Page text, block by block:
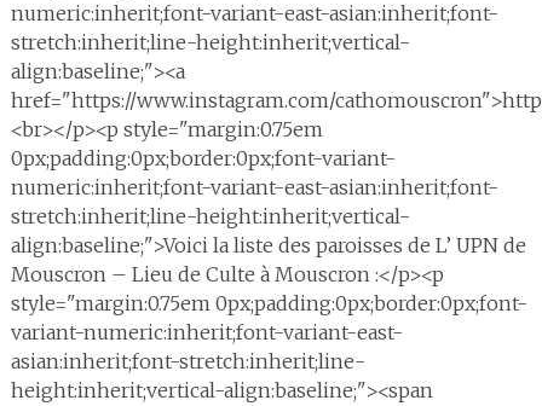
numeric:inherit;font-variant-east-asian:inherit;font-
stretch:inherit;line-height:inherit;vertical-
align:baseline;"><a
href="https://www.instagram.com/
<br></p><p style="margin:0.75em
0px;padding:0px;border:0px;font-variant-
numeric:inherit;font-variant-east-asian:inherit;font-
stretch:inherit;line-height:inherit;vertical-
align:baseline;">Voici la liste des paroisses de L’ UPN de
Mouscron – Lieu de Culte à Mouscron :</p><p
style="margin:0.75em 0px;padding:0px;border:0px;font-
variant-numeric:inherit;font-variant-east-
asian:inherit;font-stretch:inherit;line-
height:inherit;vertical-align:baseline;"><span